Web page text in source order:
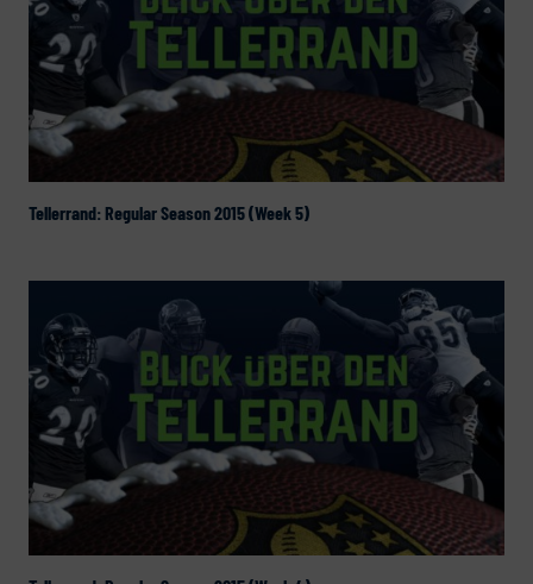
Tellerrand: Regular Season 2015 (Week 5)